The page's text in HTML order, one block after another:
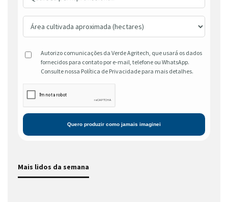
Autorizo comunicações da Verde Agritech, que usará os dados
fornecidos para contato por e-mail, telefone ou WhatsApp.
Consulte nossa Política de Privacidade para mais detalhes.
Mais lidos da semana